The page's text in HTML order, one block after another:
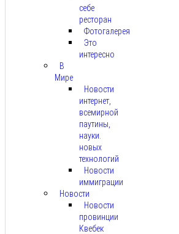
себе
ресторан
Фотогалерея
Это
интересно
В
Мире
Новости
интернет,
всемирной
паутины,
науки.
новых
технологий
Новости
иммиграции
Новости
Новости
провинции
Квебек